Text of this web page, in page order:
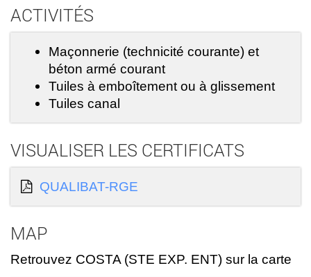
ACTIVITÉS
Maçonnerie (technicité courante) et
béton armé courant
Tuiles à emboîtement ou à glissement
Tuiles canal
VISUALISER LES CERTIFICATS
QUALIBAT-RGE
MAP
Retrouvez COSTA (STE EXP. ENT) sur la carte